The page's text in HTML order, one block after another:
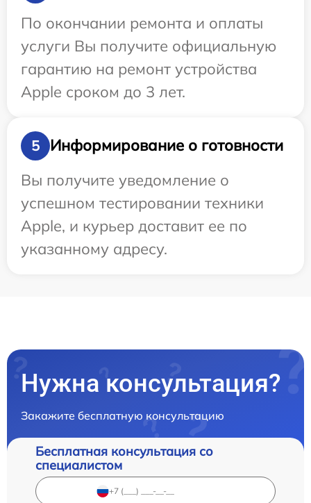
По окончании ремонта и оплаты
услуги Вы получите официальную
гарантию на ремонт устройства
Apple сроком до 3 лет.
5
Информирование о готовности
Вы получите уведомление о
успешном тестировании техники
Apple, и курьер доставит ее по
указанному адресу.
Нужна консультация?
Закажите бесплатную консультацию
Бесплатная консультация со
специалистом